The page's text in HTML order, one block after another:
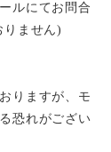
ルにてお問合
りません)
りますが、モ
恐れがござい